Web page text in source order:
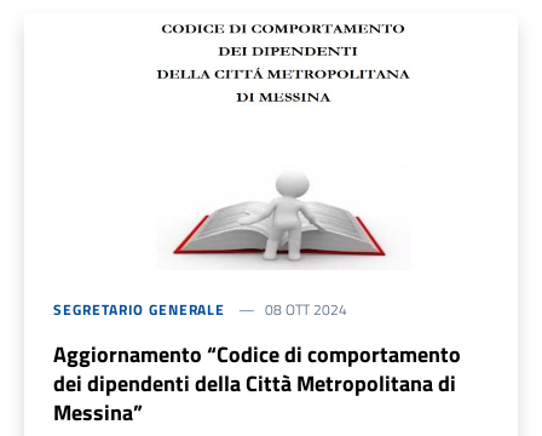
SEGRETARIO GENERALE 08 OTT 2024
Aggiornamento “Codice di comportamento
dei dipendenti della Città Metropolitana di
Messina”